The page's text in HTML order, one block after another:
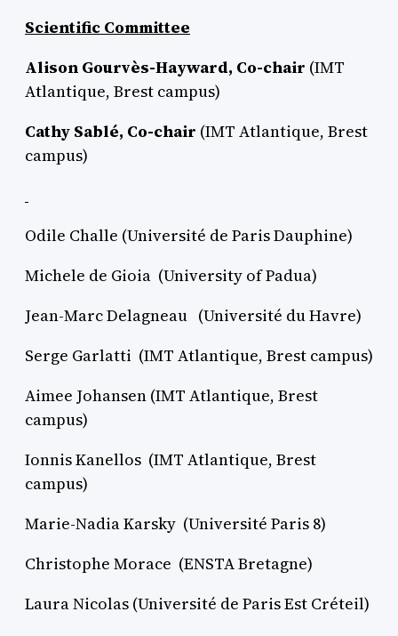
Scientific Committee
Alison Gourvès-Hayward, Co-chair (IMT
Atlantique, Brest campus)
Cathy Sablé, Co-chair (IMT Atlantique, Brest
campus)
Odile Challe (Université de Paris Dauphine)
Michele de Gioia (University of Padua)
Jean-Marc Delagneau (Université du Havre)
Serge Garlatti (IMT Atlantique, Brest campus)
Aimee Johansen (IMT Atlantique, Brest
campus)
Ionnis Kanellos (IMT Atlantique, Brest
campus)
Marie-Nadia Karsky (Université Paris 8)
Christophe Morace (ENSTA Bretagne)
Laura Nicolas (Université de Paris Est Créteil)